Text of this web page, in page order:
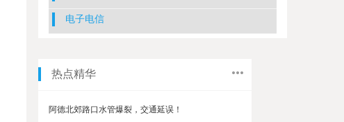
电子电信
热点精华
阿德北郊路口水管爆裂，交通延误！